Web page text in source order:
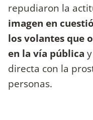
repudiaron la
imagen en
los volantes que
en la vía pública
directa con la
personas.